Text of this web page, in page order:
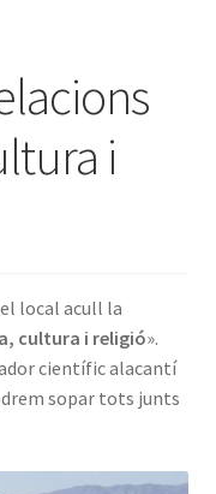
i
local acull la
cultura i religió».
científic alacantí
sopar tots junts